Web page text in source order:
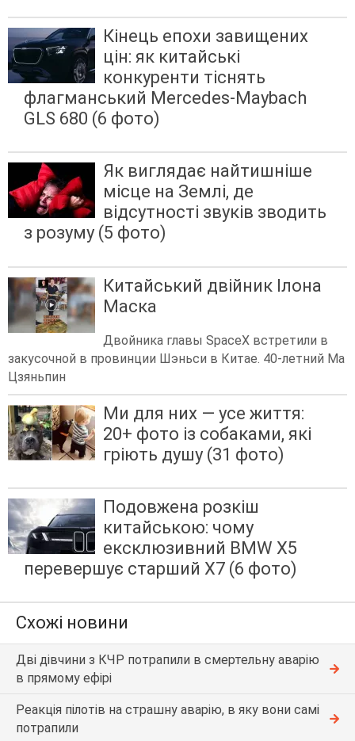
Кінець епохи завищених
цін: як китайські
конкуренти тіснять
флагманський Mercedes-Maybach
GLS 680 (6 фото)
Як виглядає найтишніше
місце на Землі, де
відсутності звуків зводить
з розуму (5 фото)
Китайський двійник Ілона
Маска
Двойника главы SpaceX встретили в
закусочной в провинции Шэньси в Китае. 40-летний Ма
Цзяньпин
Ми для них — усе життя:
20+ фото із собаками, які
гріють душу (31 фото)
Подовжена розкіш
китайською: чому
ексклюзивний BMW X5
перевершує старший X7 (6 фото)
Схожі новини
Дві дівчини з КЧР потрапили в смертельну аварію
в прямому ефірі
Реакція пілотів на страшну аварію, в яку вони самі
потрапили